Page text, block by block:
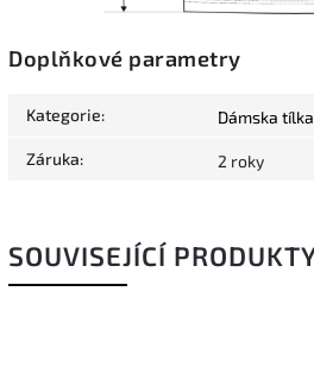
Doplňkové parametry
Kategorie: Dámska
Záruka: 2 roky
SOUVISEJÍCÍ